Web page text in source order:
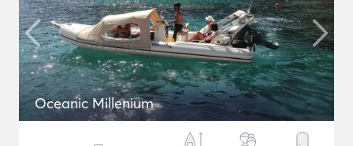
Oceanic Millenium